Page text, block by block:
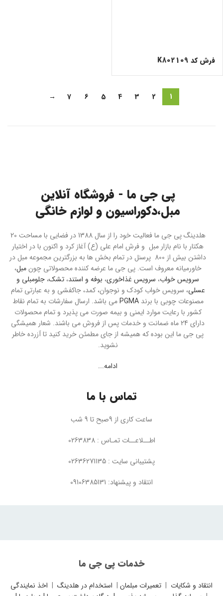
فرش کد K802109
1
2
3
4
5
6
7
→
پی جی ما - فروشگاه آنلاین
مبل،دکوراسیون و لوازم خانگی
هلدینگ پی جی ما فعالیت خود را از سال 1388 در فضایی با مساحت 20
هکتار با نام بازار مبل و فرش امام علی (ع) آغاز کرد و اکنون با در اختیار
داشتن بیش از 800 پرسنل در تمام بخش ها به بزرگترین مجموعه مبل در
خاورمیانه معروف است. پی جی ما عرضه کننده محصولاتی چونمبل،
سرویس خواب، سرویس غذاخوری، بوفه و استند، تشک، جلومبلی و
عسلی، سرویس خواب کودک و نوجوان، کمد، جاکفشی و به عبارتی تمام
مصنوعات چوبی با برندPGMAمی باشد. ارسال سفارشات به تمام نقاط
کشور با رعایت موارد ایمنی و بیمه صورت می پذیرد و تمام محصولات
دارای 24 ماه ضمانت و خدمات پس از فروش می باشند. شعار همیشگی
پی جی ما این بوده که همیشه از جای مطمئن خرید کنید تا آزرده خاطر
نشوید.
ادامه...
تماس با ما
ساعت کاری از 9صبح تا 9 شب
اطــلاعــات تمـاس : 0263838
پشتیبانی سایت : 02636271135
انتقاد و پیشنهاد: 09106385131
خدمات پی جی ما
انتقاد و شکایات | تعمیرات مبلمان | استخدام در هلدینگ | اخذ نمایندگی